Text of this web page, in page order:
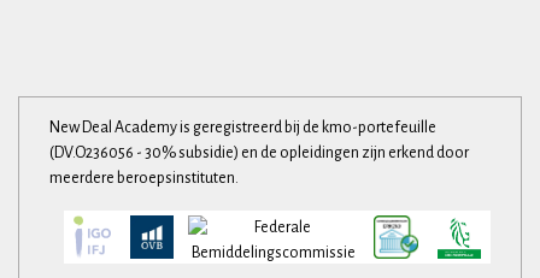
New Deal Academy is geregistreerd bij de kmo-portefeuille
(DV.O236056 - 30% subsidie) en de opleidingen zijn erkend door
meerdere beroepsinstituten.